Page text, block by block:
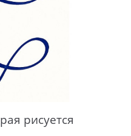
рисуется